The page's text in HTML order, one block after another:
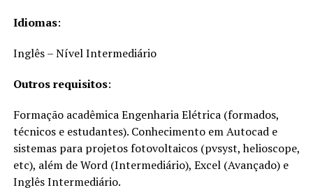
Idiomas:
Inglês – Nível Intermediário
Outros requisitos:
Formação acadêmica Engenharia Elétrica (formados,
técnicos e estudantes). Conhecimento em Autocad e
sistemas para projetos fotovoltaicos (pvsyst, helioscope,
etc), além de Word (Intermediário), Excel (Avançado) e
Inglês Intermediário.